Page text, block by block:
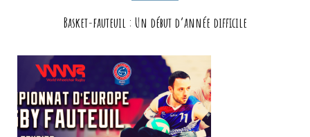
Basket-fauteuil : Un début d’année difficile